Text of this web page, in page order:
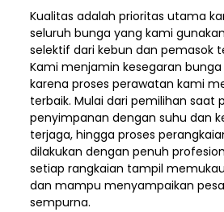
Kualitas adalah prioritas utama
seluruh bunga yang kami
selektif dari kebun dan pemasok
Kami menjamin kesegaran
karena proses perawatan kami
terbaik. Mulai dari pemilihan saat
penyimpanan dengan suhu dan
terjaga, hingga proses
dilakukan dengan penuh
setiap rangkaian tampil
dan mampu menyampaikan
sempurna.